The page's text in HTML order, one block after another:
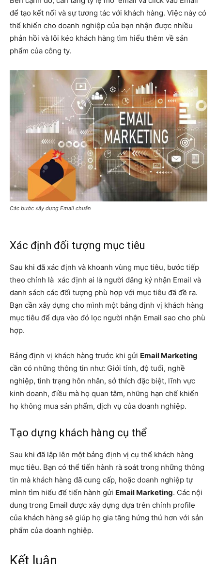
để tạo kết nối và sự tương tác với khách hàng. Việc này có
thể khiến cho doanh nghiệp của bạn nhận được nhiều
phản hồi và lôi kéo khách hàng tìm hiểu thêm về sản
phẩm của công ty.
Các bước xây dựng Email chuẩn
Xác định đối tượng mục tiêu
Sau khi đã xác định và khoanh vùng mục tiêu, bước tiếp
theo chính là xác định ai là người đăng ký nhận Email và
danh sách các đối tượng phù hợp với mục tiêu đã đề ra.
Bạn cần xây dựng cho mình một bảng định vị khách hàng
mục tiêu để dựa vào đó lọc người nhận Email sao cho phù
hợp.
Bảng định vị khách hàng trước khi gửi Email Marketing
cần có những thông tin như: Giới tính, độ tuổi, nghề
nghiệp, tình trạng hôn nhân, sở thích đặc biệt, lĩnh vực
kinh doanh, điều mà họ quan tâm, những hạn chế khiến
họ không mua sản phẩm, dịch vụ của doanh nghiệp.
Tạo dựng khách hàng cụ thể
Sau khi đã lập lên một bảng định vị cụ thể khách hàng
mục tiêu. Bạn có thể tiến hành rà soát trong những thông
tin mà khách hàng đã cung cấp, hoặc doanh nghiệp tự
mình tìm hiểu để tiến hành gửi Email Marketing. Các nội
dung trong Email được xây dựng dựa trên chính profile
của khách hàng sẽ giúp họ gia tăng hứng thú hơn với sản
phẩm của doanh nghiệp.
Kết luận